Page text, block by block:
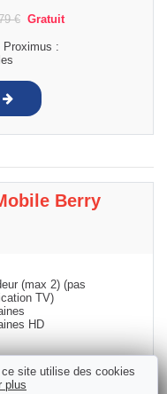
€ Gratuit
Proximus :
Berry
(max 2) (pas
TV)
HD
:10GB
site utilise des cookies
plus